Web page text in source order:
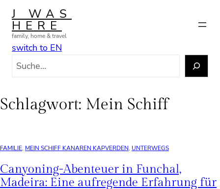
Zum
Inhalt
springen
J WAS
HERE
family, home & travel
switch to EN
h
e
Schlagwort: Mein Schiff
FAMILIE, MEIN SCHIFF KANAREN KAPVERDEN, UNTERWEGS
Canyoning-Abenteuer in Funchal,
Madeira: Eine aufregende Erfahrung für